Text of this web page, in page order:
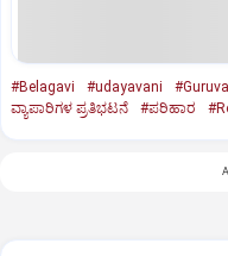
#Belagavi #udayavani
ವ್ಯಾಪಾರಿಗಳ ಪ್ರತಿಭಟನೆ
#ಪರಿಹಾರ